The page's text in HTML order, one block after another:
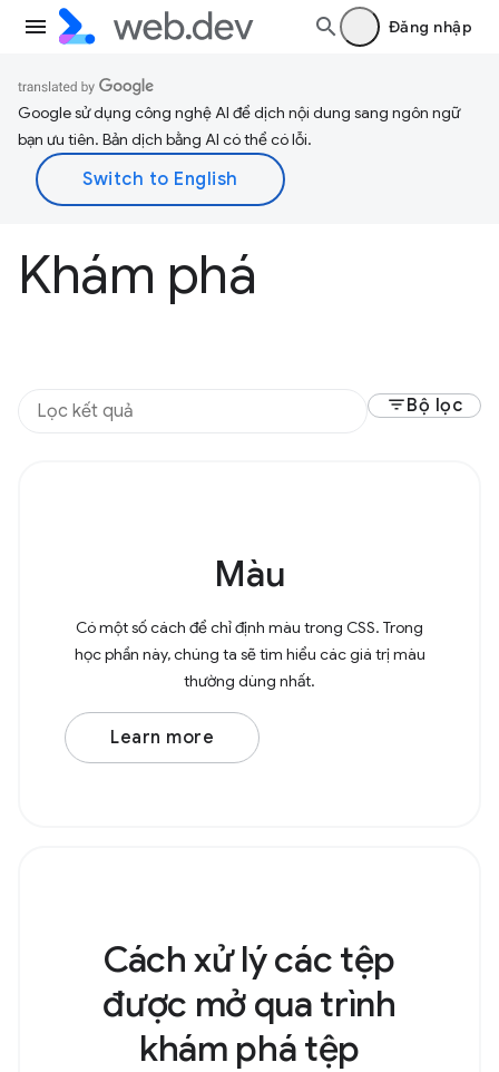
Đăng nhập
Google sử dụng công nghệ AI để dịch nội dung sang ngôn ngữ
bạn ưu tiên. Bản dịch bằng AI có thể có lỗi.
Khám phá
filter_listBộ lọc
Màu
Có một số cách để chỉ định màu trong CSS. Trong
học phần này, chúng ta sẽ tìm hiểu các giá trị màu
thường dùng nhất.
Learn more
Cách xử lý các tệp
được mở qua trình
khám phá tệp